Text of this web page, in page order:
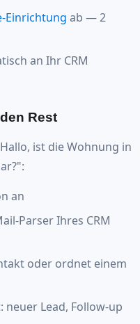
Einrichtung ab — 2
an Ihr CRM
Rest
ist die Wohnung in
an
Parser Ihres CRM
oder ordnet einem
Lead, Follow-up